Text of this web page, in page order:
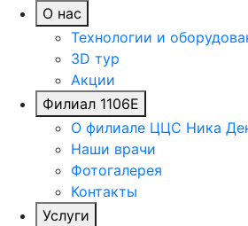
О нас
Технологии и
3D тур
Акции
Филиал 1106Е
О филиале ЦЦС Ника
Наши врачи
Фотогалерея
Контакты
Услуги